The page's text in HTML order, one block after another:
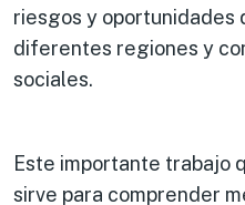
riesgos y oportunidades
diferentes regiones y
sociales.
Este importante trabajo
sirve para comprender